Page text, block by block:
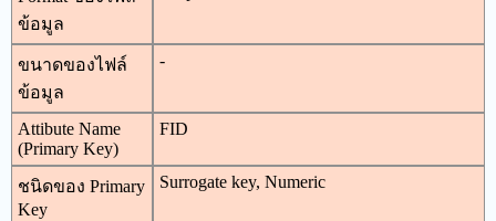
ข้อมูล
ขนาดของไฟล์
ข้อมูล
-
Attibute Name
(Primary Key)
FID
ชนิดของ Primary
Key
Surrogate key, Numeric